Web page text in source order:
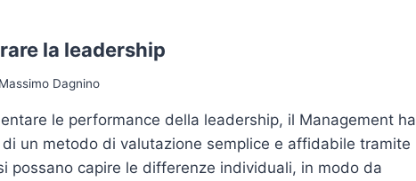
la leadership
Massimo Dagnino
le performance della leadership, il Management ha
un metodo di valutazione semplice e affidabile tramite
possano capire le differenze individuali, in modo da